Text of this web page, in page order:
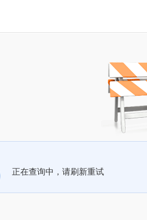
正在查询中，请刷新重试